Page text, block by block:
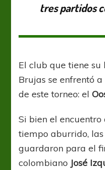
tres partidos
El club que tiene
Brujas se enfrentó
de este torneo: el
Si bien el
tiempo aburrido,
guardaron para el
colombiano José